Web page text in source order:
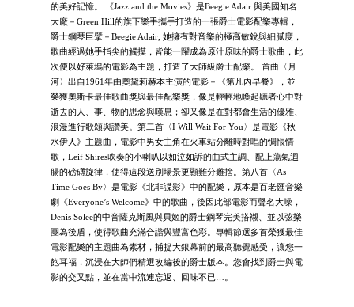
的美好記憶。 《Jazz and the Movies》是Beegie Adair 與美國知名
大廠－Green Hill的旗下樂手攜手打造的一張爵士電影配樂專輯，
爵士鋼琴巨擘－Beegie Adair, 她擁有對音樂的極高敏銳與細膩度，
歌曲經過她手指尖的觸摸，皆能一躍成為原汁原味的爵士歌曲，此
次便以好萊塢的電影為主題，打造了大師級爵士配樂。 首曲〈月
河〉出自1961年由奧黛莉赫本主演的電影－《第凡內早餐》，並
榮獲奧斯卡最佳歌曲獎與最佳配樂獎，像是輕輕地喚起聽者心中對
逝去的人、事、物的思念與嘆息；卻又像是在對都會生活的優雅、
浪漫進行歌頌與讚美。第二首〈I Will Wait For You〉是電影《秋
水伊人》主題曲，電影中男女主角在火車站分離時對唱的惆悵情
歌，Leif Shires吹奏的小喇叭以如泣如訴的曲式主調、配上蕩氣迴
腸的磅礡旋律，使得這段送別場景更顯難分難捨。第八首〈As
Time Goes By〉是電影《北非諜影》中的配樂，原本是百老匯音樂
劇《Everyone’s Welcome》中的歌曲，後因此部電影而聲名大噪，
Denis Solee的中音薩克斯風與貝姬的爵士鋼琴完美搭襯、並以弦樂
團為後盾，使得歌曲充滿合諧與豐富色彩。專輯節選多首榮獲最佳
電影配樂的主題曲為素材，捕捉大銀幕前的最高聽覺感受，讓您一
飽耳福，沉浸在大師們精選改編後的爵士版本。您會找到爵士與電
影的交叉點，並在當中流連忘返、回味不已…。